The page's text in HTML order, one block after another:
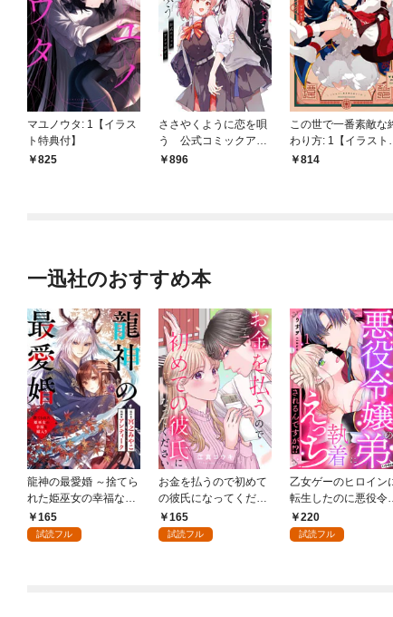
マユノウタ: 1【イラス
ト特典付】
825
ささやくように恋を唄
う 公式コミックアン
ソロジー
896
この世で一番素敵な
わり方: 1【イラスト特
典付】
814
一迅社のおすすめ本
龍神の最愛婚 ～捨てら
れた姫巫女の幸福な嫁
入り～: 1
165
試読フル
お金を払うので初めて
の彼氏になってくださ
い: 1
165
試読フル
乙女ゲーのヒロイン
転生したのに悪役令
の弟（攻略対象外）に
執着えっちされるんで
220
試読フル